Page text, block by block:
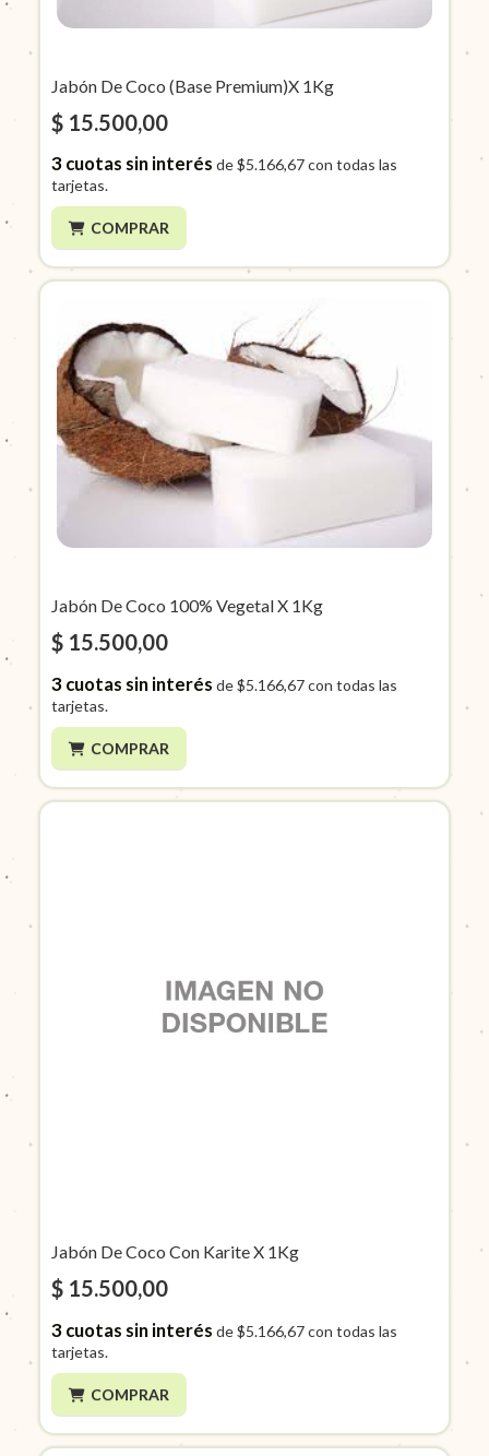
Jabón De Coco (Base Premium)X 1Kg
$ 15.500,00
3cuotas sin interés de$5.166,67con todas las
tarjetas.
COMPRAR
Jabón De Coco 100% Vegetal X 1Kg
$ 15.500,00
3cuotas sin interés de$5.166,67con todas las
tarjetas.
COMPRAR
Jabón De Coco Con Karite X 1Kg
$ 15.500,00
3cuotas sin interés de$5.166,67con todas las
tarjetas.
COMPRAR